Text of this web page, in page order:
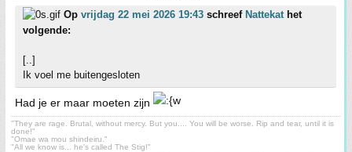
Op vrijdag 22 mei 2026 19:43 schreef Nattekathet
volgende:
[..]
Ik voel me buitengesloten
Had je er maar moeten zijn
"They are rage. Brutal, without mercy. But you.... You will be worse. Rip and tear, until it is
done!"
"Omae wa mou shindeiru."
"All we know is... he's called The Stig!"